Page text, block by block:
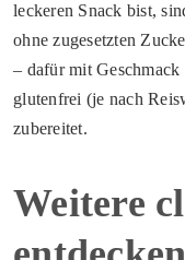
leckeren Snack bist,
ohne zugesetzten
– dafür mit
glutenfrei (je nach
zubereitet.
Weitere